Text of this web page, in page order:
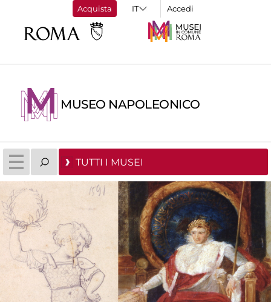
Acquista Accedi
MUSEO NAPOLEONICO
TUTTI I MUSEI